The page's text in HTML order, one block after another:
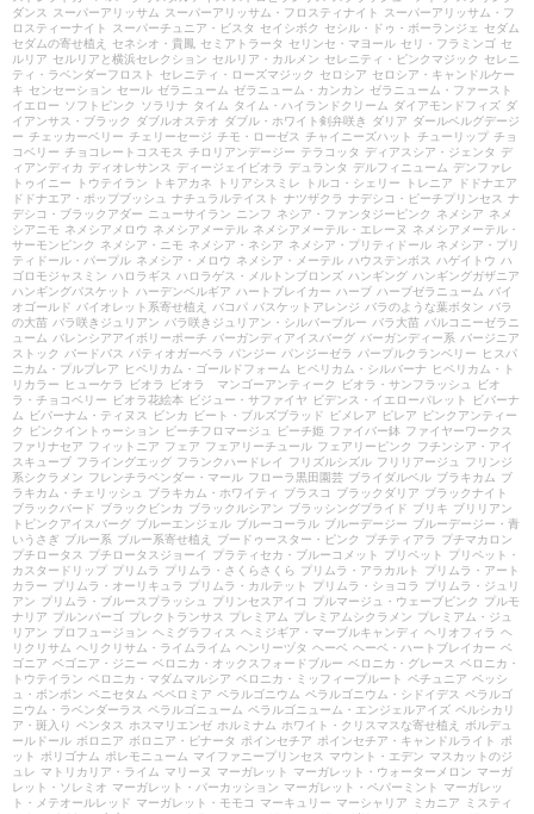
ダンス
スーパーアリッサム スーパーアリッサム・フロスティナイト
スーパーアリッサム・フ
ロスティーナイト
スーパーチュニア・ビスタ セイシボク セシル・ドゥ・ボーランジェ
セダム
セダムの寄せ植え
セネシオ・貴鳳 セミアトラータ セリンセ・マヨール セリ・フラミンゴ セ
ルリア セルリアと横浜セレクション セルリア・カルメン セレニティ・ピンクマジック
セレニ
ティ・ラベンダーフロスト
セレニティ・ローズマジック セロシア セロシア・キャンドルケー
キ センセーション セール ゼラニューム ゼラニューム・カンカン ゼラニューム・ファースト
イエロー ソフトピンク ソラリナ タイム タイム・ハイランドクリーム ダイアモンドフィズ ダ
イアンサス・ブラック
ダブルオステオ ダブル・ホワイト剣弁咲き ダリア ダールベルグデージ
ー チェッカーベリー チェリーセージ チモ・ローゼス チャイニーズハット チューリップ チョ
コベリー チョコレートコスモス チロリアンデージー テラコッタ ディアスシア・ジェンタ
デ
ィアンディカ ディオレサンス ディージェイビオラ デュランタ デルフィニューム デンファレ
トゥイニー
トウテイラン トキアカネ トリアシスミレ トルコ・シェリー トレニア
ドドナエア
ドドナエア・ポップブッシュ
ナチュラルテイスト ナツザクラ ナデシコ・ピーチプリンセス ナ
デシコ・ブラックアダー
ニューサイラン ニンフ ネシア・ファンタジーピンク ネメシア ネメ
シアニモ ネメシアメロウ ネメシアメーテル ネメシアメーテル・エレーヌ
ネメシアメーテル・
サーモンピンク
ネメシア・ニモ ネメシア・ネシア ネメシア・プリティドール ネメシア・プリ
ティドール・パープル ネメシア・メロウ ネメシア・メーテル ハウステンボス ハゲイトウ ハ
ゴロモジャスミン ハロラギス ハロラゲス・メルトンブロンズ ハンギング ハンギングガザニア
ハンギングバスケット
ハーデンベルギア ハートブレイカー ハーブ ハーブゼラニューム バイ
オゴールド バイオレット系寄せ植え バコパ バスケットアレンジ バラのような葉ボタン バラ
の大苗 バラ咲きジュリアン バラ咲きジュリアン・シルバーブルー バラ大苗 バルコニーゼラニ
ューム バレンシアアイボリーポーチ バーガンディアイスバーグ バーガンディー系 バージニア
ストック
バードバス パティオガーベラ パンジー パンジーゼラ パープルクランベリー
ヒスパ
ニカム・プルプレア
ヒペリカム・ゴールドフォーム ヒペリカム・シルバーナ
ヒペリカム・ト
リカラー
ヒューケラ ビオラ ビオラ マンゴーアンティーク ビオラ・サンフラッシュ
ビオ
ラ・チョコベリー
ビオラ花絵本 ビジュー・サファイヤ ビデンス・イエローパレット
ビバーナ
ム
ビバーナム・ティヌス ビンカ ビート・ブルズブラッド ピメレア ピレア
ピンクアンティー
ク
ピンクイントゥーション ピーチフロマージュ ピーチ姫 ファイバー鉢 ファイヤーワークス
ファリナセア フィットニア フェア フェアリーチュール フェアリーピンク
フチンシア・アイ
スキューブ フライングエッグ フランクハードレイ フリズルシズル フリリアージュ
フリンジ
系シクラメン フレンチラベンダー・マール フローラ黒田園芸 ブライダルベル ブラキカム ブ
ラキカム・チェリッシュ
ブラキカム・ホワイティ ブラスコ ブラックダリア ブラックナイト
ブラックバード ブラックビンカ ブラックルシアン ブラッシングブライド ブリキ ブリリアン
トピンクアイスバーグ ブルーエンジェル ブルーコーラル ブルーデージー ブルーデージー・青
いうさぎ ブルー系 ブルー系寄せ植え ブードゥースター・ピンク プチティアラ
プチマカロン
プチロータス
プチロータスジョーイ プラティセカ・ブルーコメット プリペット
プリペット・
カスタードリップ プリムラ プリムラ・さくらさくら プリムラ・アラカルト
プリムラ・アート
カラー プリムラ・オーリキュラ プリムラ・カルテット プリムラ・ショコラ
プリムラ・ジュリ
アン プリムラ・ブルースプラッシュ プリンセスアイコ プルマージュ・ウェーブピンク
プルモ
ナリア プルンパーゴ プレクトランサス プレミアム プレミアムシクラメン プレミアム・ジュ
リアン プロフュージョン ヘミグラフィス ヘミジギア・マーブルキャンディ ヘリオフィラ ヘ
リクリサム ヘリクリサム・ライムライム ヘンリーヅタ ヘーベ ヘーベ・ハートブレイカー ベ
ゴニア ベゴニア・ジニー ベロニカ・オックスフォードブルー ベロニカ・グレース ベロニカ・
トウテイラン ベロニカ・マダムマルシア ベロニカ・ミッフィープルート ペチュニア ペッシ
ュ・ボンボン ペニセタム ペペロミア ペラルゴニウム ペラルゴニウム・シドイデス ペラルゴ
ニウム・ラベンダーラス ペラルゴニューム ペラルゴニューム・エンジェルアイズ ペルシカリ
ア・斑入り ペンタス ホスマリエンゼ ホルミナム ホワイト・クリスマスな寄せ植え
ボルデュ
ールドール ボロニア ボロニア・ピナータ ポインセチア ポインセチア・キャンドルライト
ポ
ット
ポリゴナム ポレモニューム マイファニープリンセス マウント・エデン マスカットのジ
ュレ マトリカリア・ライム マリーヌ マーガレット マーガレット・ウォーターメロン マーガ
レット・ソレミオ マーガレット・パーカッション マーガレット・ペパーミント
マーガレッ
ト・メテオールレッド マーガレット・モモコ マーキュリー マーシャリア ミカニア
ミスティ